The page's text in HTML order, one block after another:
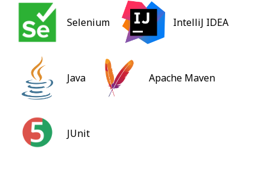
Selenium IntelliJ IDEA
Java Apache Maven
JUnit